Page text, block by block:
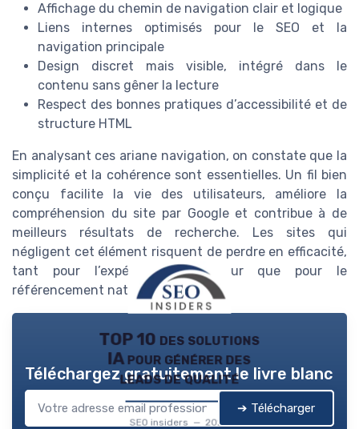
Affichage du chemin de navigation clair et logique
Liens internes optimisés pour le SEO et la
navigation principale
Design discret mais visible, intégré dans le
contenu sans gêner la lecture
Respect des bonnes pratiques d’accessibilité et de
structure HTML
En analysant ces ariane navigation, on constate que la
simplicité et la cohérence sont essentielles. Un fil bien
conçu facilite la vie des utilisateurs, améliore la
compréhension du site par Google et contribue à de
meilleurs résultats de recherche. Les sites qui
négligent cet élément risquent de perdre en efficacité,
tant pour l’expérience utilisateur que pour le
référencement naturel.
TOP 10 des solutions
IA pour générer des
leads de qualité
SEO insiders — 2026
Téléchargez gratuitement le livre blanc
➔ Télécharger